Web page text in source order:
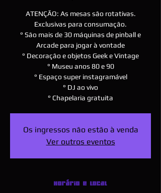
ATENÇÃO: As mesas são rotativas.
Exclusivas para consumação.
° São mais de 30 máquinas de pinball e
Arcade para jogar à vontade
° Decoração e objetos Geek e Vintage
° Museu anos 80 e 90
° Espaço super instagramável
° DJ ao vivo
° Chapelaria gratuita
Os ingressos não estão à venda
Ver outros eventos
Horário e local